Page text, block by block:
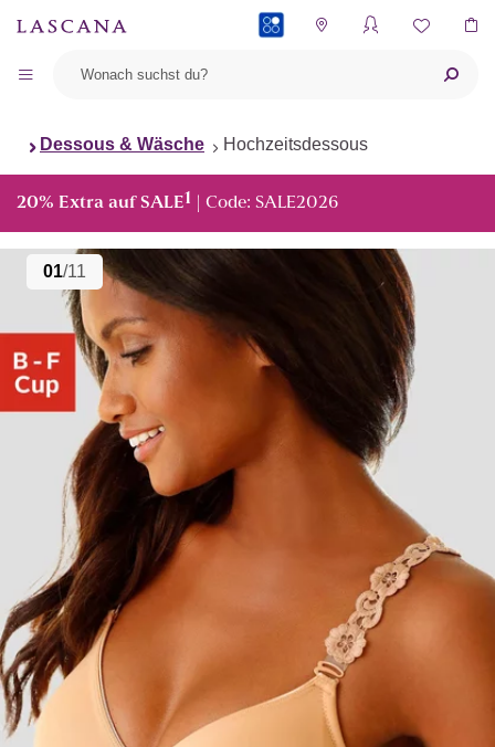
Dessous & Wäsche Hochzeitsdessous
20% Extra auf SALE1 | Code: SALE2026
01/11